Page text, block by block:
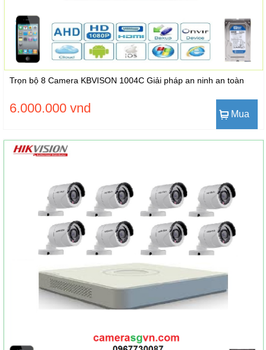
Trọn bộ 8 Camera KBVISON 1004C Giải pháp an ninh an toàn
6.000.000 vnd Mua